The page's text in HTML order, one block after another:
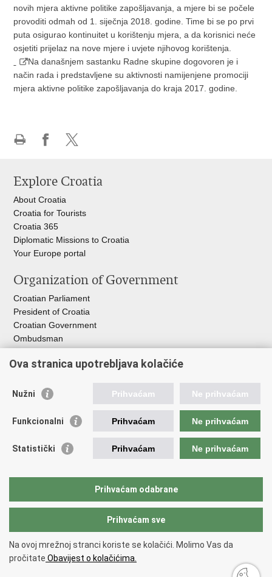
novih mjera aktivne politike zapošljavanja, a mjere bi se počele
provoditi odmah od 1. siječnja 2018. godine. Time bi se po prvi
puta osigurao kontinuitet u korištenju mjera, a da korisnici neće
osjetiti prijelaz na nove mjere i uvjete njihovog korištenja.
Na današnjem sastanku Radne skupine dogovoren je i
način rada i predstavljene su aktivnosti namijenjene promociji
mjera aktivne politike zapošljavanja do kraja 2017. godine.
page
Facebook
X
Explore Croatia
About Croatia
Croatia for Tourists
Croatia 365
Diplomatic Missions to Croatia
Your Europe portal​
Organization of Government
Croatian Parliament
President of Croatia
Croatian Government
Ombudsman​
Useful links
ILO
CPII
ZOSI
ESF
Service for Social Partnership
Copyright © 2026 Ministry of Labour and Pension System
Izjava o pristupačnosti
Ova stranica upotrebljava kolačiće
Nužni Prihvaćam Ne prihvaćam
Funkcionalni Prihvaćam Ne prihvaćam
Statistički Prihvaćam Ne prihvaćam
Prihvaćam odabrane
Prihvaćam sve
Na ovoj mrežnoj stranci koriste se kolačići. Molimo Vas da
pročitate Obavijest o kolačićima.